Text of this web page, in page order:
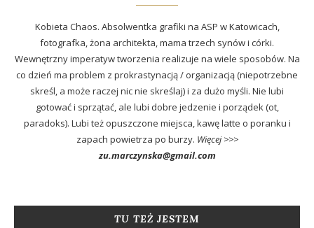
Kobieta Chaos. Absolwentka grafiki na ASP w Katowicach,
fotografka, żona architekta, mama trzech synów i córki.
Wewnętrzny imperatyw tworzenia realizuje na wiele sposobów. Na
co dzień ma problem z prokrastynacją / organizacją (niepotrzebne
skreśl, a może raczej nic nie skreślaj) i za dużo myśli. Nie lubi
gotować i sprzątać, ale lubi dobre jedzenie i porządek (ot,
paradoks). Lubi też opuszczone miejsca, kawę latte o poranku i
zapach powietrza po burzy. Więcej >>>
zu.marczynska@gmail.com
TU TEŻ JESTEM